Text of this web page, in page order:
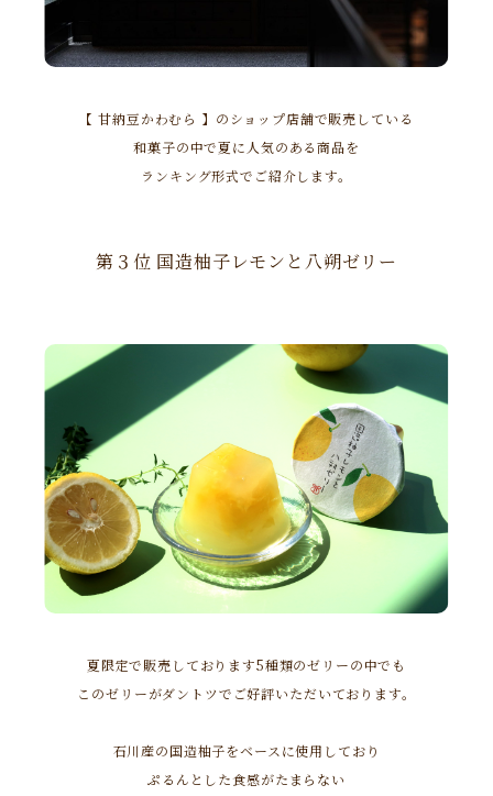
【 甘納豆かわむら 】のショップ店舗で販売している
和菓子の中で夏に人気のある商品を
ランキング形式でご紹介します。
第３位 国造柚子レモンと八朔ゼリー
夏限定で販売しております5種類のゼリーの中でも
このゼリーがダントツでご好評いただいております。
石川産の国造柚子をベースに使用しており
ぷるんとした食感がたまらない